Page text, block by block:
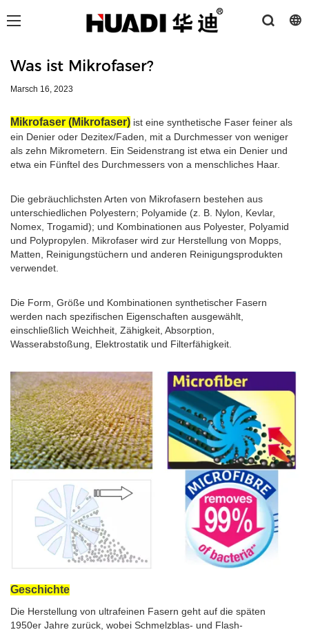
Was ist Mikrofaser?
Marsch 16, 2023
Mikrofaser (Mikrofaser) ist eine synthetische Faser feiner als
ein Denier oder Dezitex/Faden, mit a Durchmesser von weniger
als zehn Mikrometern. Ein Seidenstrang ist etwa ein Denier und
etwa ein Fünftel des Durchmessers von a menschliches Haar.
Die gebräuchlichsten Arten von Mikrofasern bestehen aus
unterschiedlichen Polyestern; Polyamide (z. B. Nylon, Kevlar,
Nomex, Trogamid); und Kombinationen aus Polyester, Polyamid
und Polypropylen. Mikrofaser wird zur Herstellung von Mopps,
Matten, Reinigungstüchern und anderen Reinigungsprodukten
verwendet.
Die Form, Größe und Kombinationen synthetischer Fasern
werden nach spezifischen Eigenschaften ausgewählt,
einschließlich Weichheit, Zähigkeit, Absorption,
Wasserabstoßung, Elektrostatik und Filterfähigkeit.
Geschichte
Die Herstellung von ultrafeinen Fasern geht auf die späten
1950er Jahre zurück, wobei Schmelzblas- und Flash-